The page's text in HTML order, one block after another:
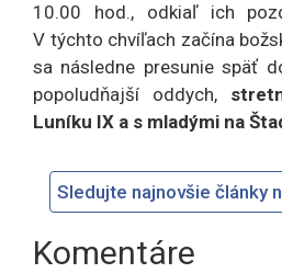
10.00 hod., odkiaľ ich
V týchto chvíľach začína
sa následne presunie späť
popoludňajší oddych,
Luníku IX a s mladými na
Sledujte najnovšie články
Komentáre